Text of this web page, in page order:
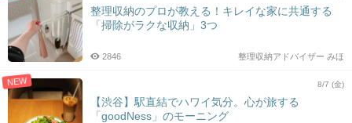
整理収納のプロが教える！キレイな家に共通する
「掃除がラクな収納」3つ
整理収納アドバイザー みほ
2846
NEW 8/7 (金)
【渋谷】駅直結でハワイ気分。心が旅する
「goodNess」のモーニング